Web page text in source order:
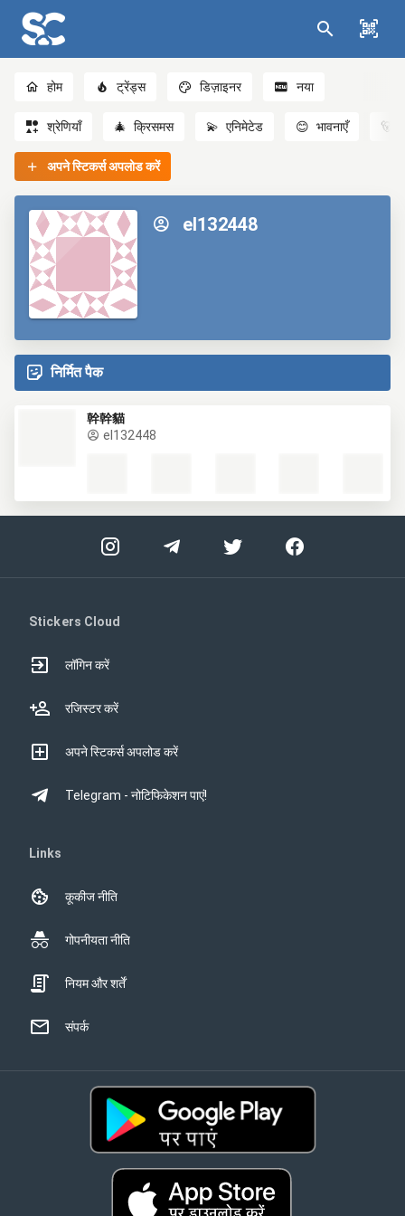
होम ट्रेंड्स डिज़ाइनर नया
श्रेणियाँ 🎄 क्रिसमस 💫 एनिमेटेड 😊 भावनाएँ 🐻
अपने स्टिकर्स अपलोड करें
el132448
निर्मित पैक
幹幹貓
el132448
Stickers Cloud
लॉगिन करें
रजिस्टर करें
अपने स्टिकर्स अपलोड करें
Telegram - नोटिफिकेशन पाएं!
Links
कूकीज नीति
गोपनीयता नीति
नियम और शर्तें
संपर्क